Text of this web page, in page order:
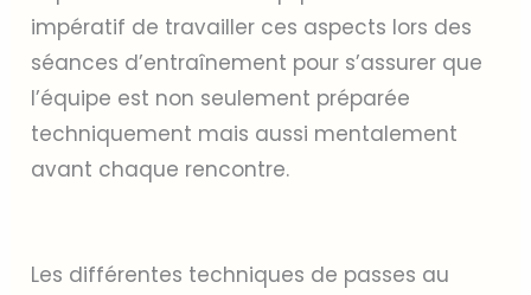
impératif de travailler ces aspects lors des
séances d’entraînement pour s’assurer que
l’équipe est non seulement préparée
techniquement mais aussi mentalement
avant chaque rencontre.
Les différentes techniques de passes au